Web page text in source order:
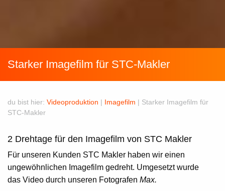
Starker Imagefilm für STC-Makler
du bist hier: Videoproduktion | Imagefilm | Starker Imagefilm für
STC-Makler
2 Drehtage für den Imagefilm von STC Makler
Für unseren Kunden STC Makler haben wir einen
ungewöhnlichen Imagefilm gedreht. Umgesetzt wurde
das Video durch unseren Fotografen Max.